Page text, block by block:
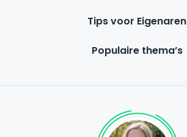
Tips voor Eigenaren
Populaire thema’s